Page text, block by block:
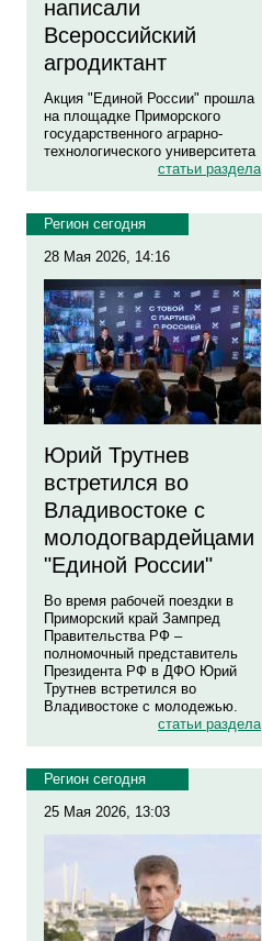
написали
Всероссийский
агродиктант
Акция "Единой России" прошла
на площадке Приморского
государственного аграрно-
технологического университета
статьи раздела
Регион сегодня
28 Мая 2026, 14:16
Юрий Трутнев
встретился во
Владивостоке с
молодогвардейцами
"Единой России"
Во время рабочей поездки в
Приморский край Зампред
Правительства РФ –
полномочный представитель
Президента РФ в ДФО Юрий
Трутнев встретился во
Владивостоке с молодежью.
статьи раздела
Регион сегодня
25 Мая 2026, 13:03